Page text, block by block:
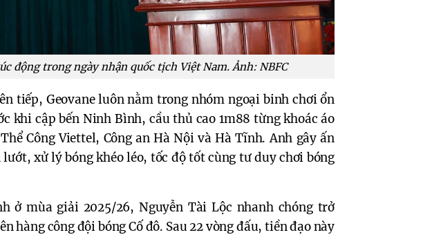
động trong ngày nhận quốc tịch Việt Nam. Ảnh: NBFC
tiếp, Geovane luôn nằm trong nhóm ngoại binh chơi ổn
khi cập bến Ninh Bình, cầu thủ cao 1m88 từng khoác áo
Công Viettel, Công an Hà Nội và Hà Tĩnh. Anh gây ấn
xử lý bóng khéo léo, tốc độ tốt cùng tư duy chơi bóng
ở mùa giải 2025/26, Nguyễn Tài Lộc nhanh chóng trở
hàng công đội bóng Cố đô. Sau 22 vòng đấu, tiền đạo này